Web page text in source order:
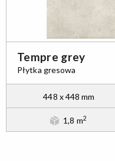
Tempre grey
Płytka gresowa
448 x 448 mm
1,8 m2